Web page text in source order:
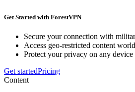
Get Started with ForestVPN
Secure your connection with
Access geo-restricted content
Protect your privacy on any device
Get startedPricing
Content